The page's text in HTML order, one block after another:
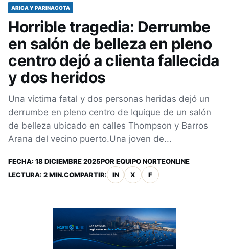
ARICA Y PARINACOTA
Horrible tragedia: Derrumbe
en salón de belleza en pleno
centro dejó a clienta fallecida
y dos heridos
Una víctima fatal y dos personas heridas dejó un
derrumbe en pleno centro de Iquique de un salón
de belleza ubicado en calles Thompson y Barros
Arana del vecino puerto.Una joven de...
FECHA: 18 DICIEMBRE 2025POR EQUIPO NORTEONLINE
LECTURA: 2 MIN.COMPARTIR: IN X F